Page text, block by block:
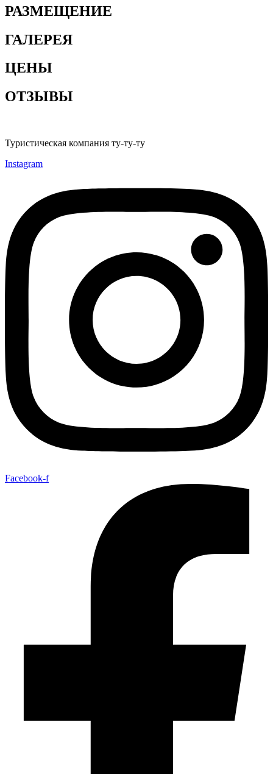
РАЗМЕЩЕНИЕ
ГАЛЕРЕЯ
ЦЕНЫ
ОТЗЫВЫ
Туристическая компания ту-ту-ту
Instagram
Facebook-f